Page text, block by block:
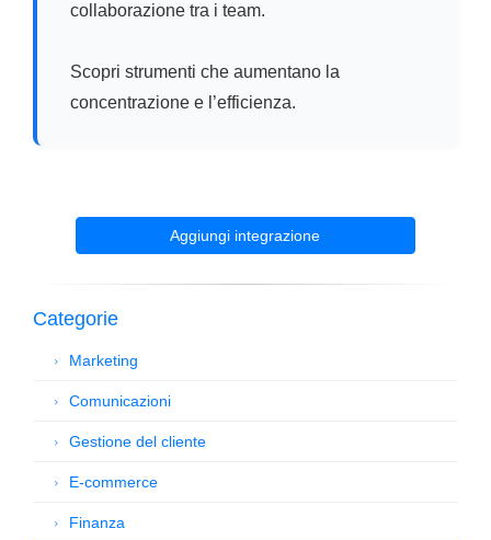
collaborazione tra i team.
Scopri strumenti che aumentano la
concentrazione e l’efficienza.
Aggiungi integrazione
Categorie
Marketing
Comunicazioni
Gestione del cliente
E-commerce
Finanza